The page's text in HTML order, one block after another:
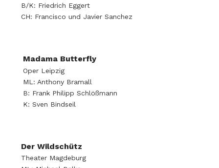
B/K: Friedrich Eggert
CH: Francisco und Javier Sanchez
Madama Butterfly
Oper Leipzig
ML: Anthony Bramall
B: Frank Philipp Schlößmann
K: Sven Bindseil
Der Wildschütz
Theater Magdeburg